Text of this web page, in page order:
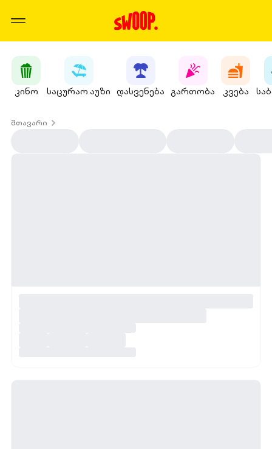
კინო საცურაო აუზი დასვენება გართობა კვება
მთავარი